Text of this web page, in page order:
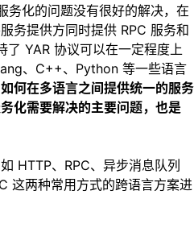
化的问题没有很好的解决，在
务提供方同时提供 RPC 服务和
YAR 协议可以在一定程度上
、C++、Python 等一些语言
如何在多语言之间提供统一的服务
化需要解决的主要问题，也是
HTTP、RPC、异步消息队列
这两种常用方式的跨语言方案进